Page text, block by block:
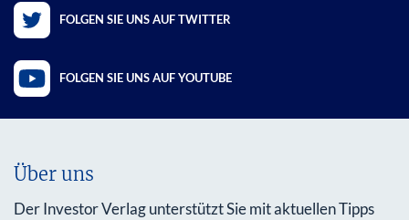
FOLGEN SIE UNS AUF TWITTER
FOLGEN SIE UNS AUF YOUTUBE
Über uns
Der Investor Verlag unterstützt Sie mit aktuellen Tipps